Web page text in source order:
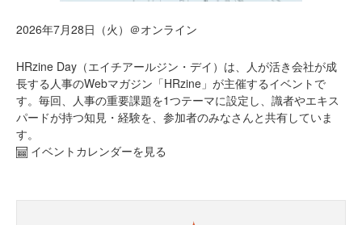
2026年7月28日（火）＠オンライン
HRzine Day（エイチアールジン・デイ）は、人が活き会社が成
長する人事のWebマガジン「HRzine」が主催するイベントで
す。毎回、人事の重要課題を1つテーマに設定し、識者やエキス
パードが持つ知見・経験を、参加者のみなさんと共有していま
す。
イベントカレンダーを見る